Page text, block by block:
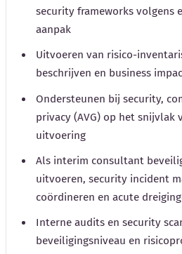
security frameworks volgens
aanpak
Uitvoeren van risico-
beschrijven en business
Ondersteunen bij security,
privacy (AVG) op het snijvlak
uitvoering
Als interim consultant
uitvoeren, security incident
coördineren en acute
Interne audits en security
beveiligingsniveau en